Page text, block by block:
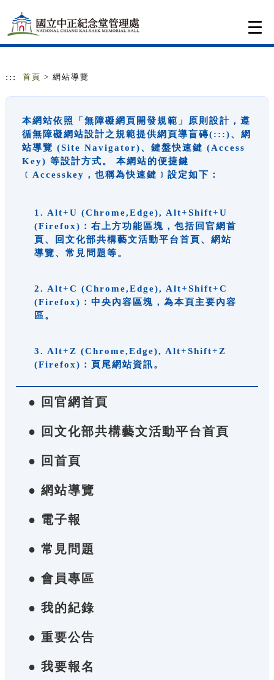
::: 首頁 > 網站導覽
本網站依照「無障礙網頁開發規範」原則設計，遵
循無障礙網站設計之規範提供網頁導盲磚(:::)、網
站導覽 (Site Navigator)、鍵盤快速鍵 (Access
Key) 等設計方式。 本網站的便捷鍵
﹝Accesskey，也稱為快速鍵﹞設定如下：
1. Alt+U (Chrome,Edge), Alt+Shift+U
(Firefox)：右上方功能區塊，包括回官網首
頁、回文化部共構藝文活動平台首頁、網站
導覽、常見問題等。
2. Alt+C (Chrome,Edge), Alt+Shift+C
(Firefox)：中央內容區塊，為本頁主要內容
區。
3. Alt+Z (Chrome,Edge), Alt+Shift+Z
(Firefox)：頁尾網站資訊。
● 回官網首頁
● 回文化部共構藝文活動平台首頁
● 回首頁
● 網站導覽
● 電子報
● 常見問題
● 會員專區
● 我的紀錄
● 重要公告
● 我要報名